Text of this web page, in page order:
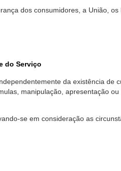
dos consumidores, a União,
do Serviço
da existência de
manipulação, apresentação
se em consideração as